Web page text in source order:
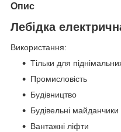
Опис
Лебідка
Використання:
Тільки для
Промисловість
Будівництво
Будівельні майданчики
Вантажні ліфти